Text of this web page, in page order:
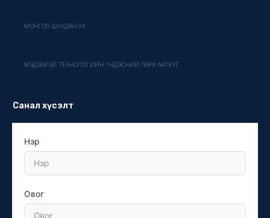
МОНГОЛ ШУУДАН ХК
МЭДЭЭЛЭЛ ТЕХНОЛОГИЙН ҮНДЭСНИЙ ПАРК ААТУҮГ
Санал хүсэлт
Нэр
Овог